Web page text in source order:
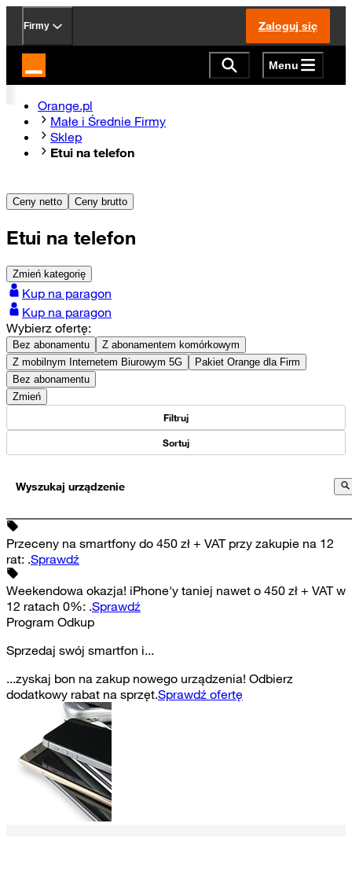
Firmy Zaloguj się
Strona główna Orange.pl Menu
Orange.pl
Małe i Średnie Firmy
Sklep
Etui na telefon
Ceny netto Ceny brutto
Etui na telefon
Zmień kategorię
Kup na paragon
Kup na paragon
Wybierz ofertę:
Bez abonamentu
Z abonamentem komórkowym
Z mobilnym Internetem Biurowym 5G
Pakiet Orange dla Firm
Bez abonamentu
Zmień
Filtruj
Sortuj
Wyszukaj urządzenie
Przeceny na smartfony do 450 zł + VAT przy zakupie na 12
rat: .Sprawdź
Weekendowa okazja! iPhone'y taniej nawet o 450 zł + VAT w
12 ratach 0%: .Sprawdź
Program Odkup
Sprzedaj swój smartfon i...
...zyskaj bon na zakup nowego urządzenia! Odbierz
dodatkowy rabat na sprzęt.Sprawdź ofertę